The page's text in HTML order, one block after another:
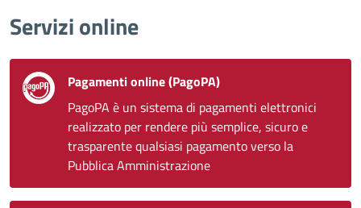
Servizi online
Pagamenti online (PagoPA)
PagoPA è un sistema di pagamenti elettronici
realizzato per rendere più semplice, sicuro e
trasparente qualsiasi pagamento verso la
Pubblica Amministrazione